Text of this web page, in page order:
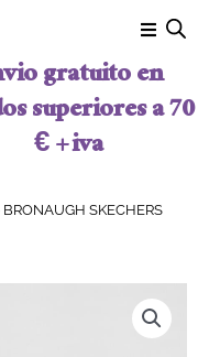
gratuito en
superiores a 70
€ + iva
SKECHERS